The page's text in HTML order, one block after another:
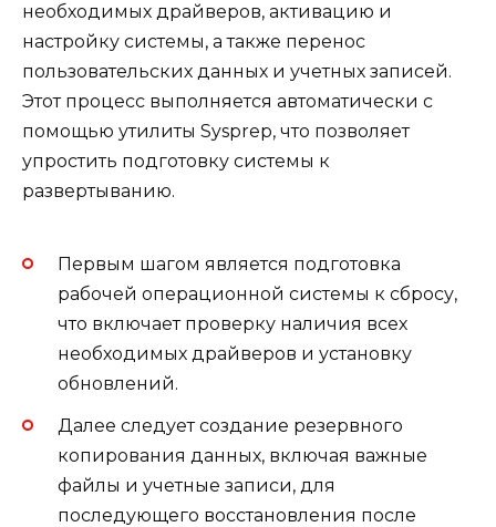
необходимых драйверов, активацию и
настройку системы, а также перенос
пользовательских данных и учетных записей.
Этот процесс выполняется автоматически с
помощью утилиты Sysprep, что позволяет
упростить подготовку системы к
развертыванию.
Первым шагом является подготовка
рабочей операционной системы к сбросу,
что включает проверку наличия всех
необходимых драйверов и установку
обновлений.
Далее следует создание резервного
копирования данных, включая важные
файлы и учетные записи, для
последующего восстановления после